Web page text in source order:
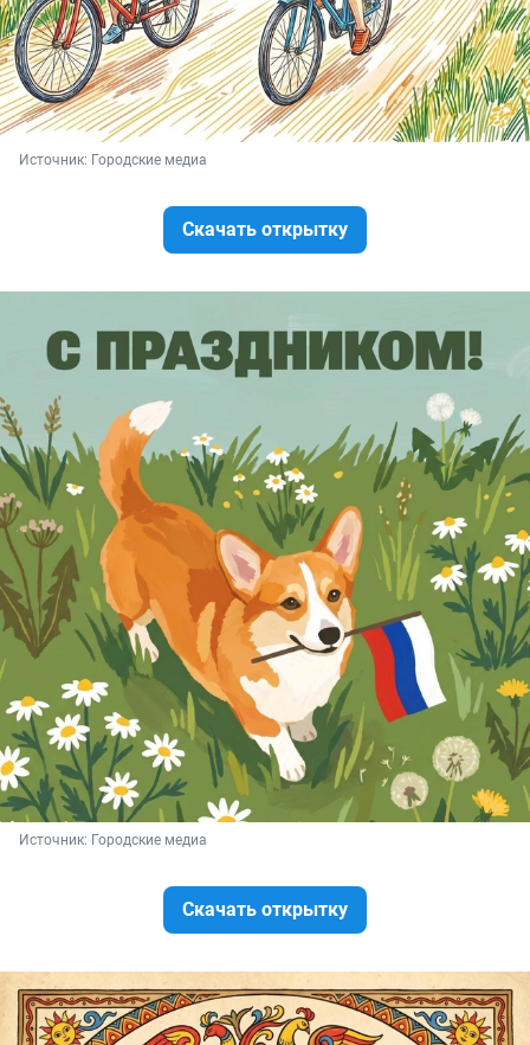
Источник: Городские медиа
Скачать открытку
Источник: Городские медиа
Скачать открытку